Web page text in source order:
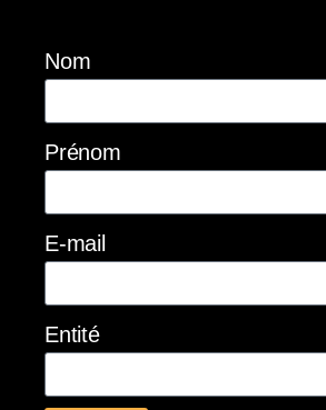
Nom
Prénom
E-mail
Entité